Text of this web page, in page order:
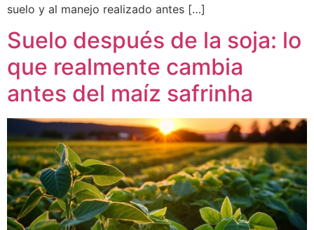
suelo y al manejo realizado antes […]
Suelo después de la soja: lo
que realmente cambia
antes del maíz safrinha